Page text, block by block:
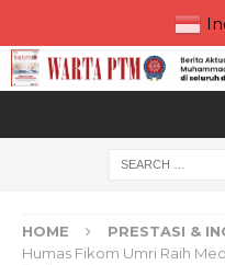
HOME PRESTASI &
Humas Fikom Umri Raih